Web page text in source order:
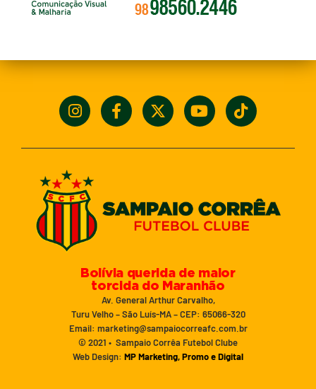
Bolívia querida de maior
torcida do Maranhão
Av. General Arthur Carvalho,
Turu Velho – São Luís-MA – CEP: 65066-320
Email: marketing@sampaiocorreafc.com.br
© 2021 • Sampaio Corrêa Futebol Clube
Web Design: MP Marketing, Promo e Digital